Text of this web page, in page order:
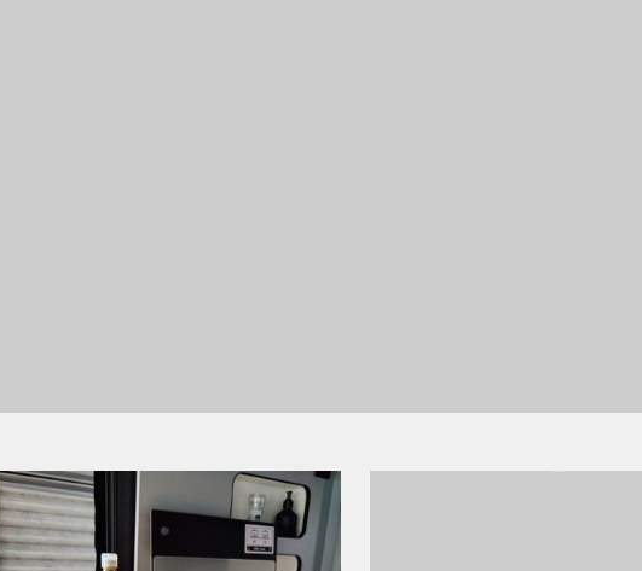
Il est temps d'installer un
Chez nous, la nouvelle
version pliable ou